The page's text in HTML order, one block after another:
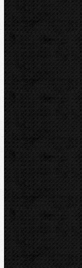
RIDGID
ROTHENBERGER
VIRAX
ZENTEN
Kontakt
Lipová 7
CZ-763 26 LUHAČOVICE
Telefon obj.:
Telefon fakt.:
E-mail:
Platební